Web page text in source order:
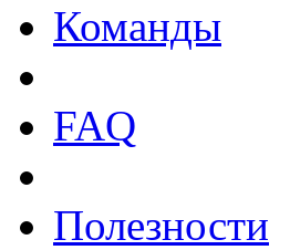
Команды
FAQ
Полезности